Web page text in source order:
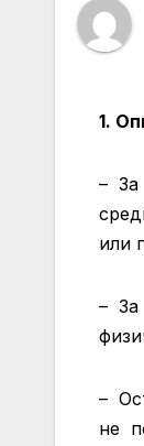
1.
– За
или
– За
–
не